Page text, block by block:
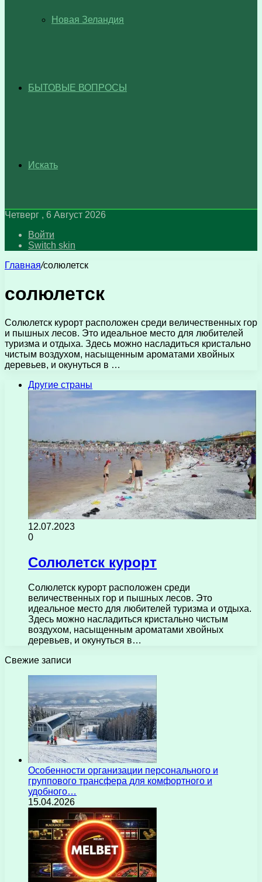
Новая Зеландия
БЫТОВЫЕ ВОПРОСЫ
Искать
Четверг , 6 Август 2026
Войти
Switch skin
Главная/солюлетск
солюлетск
Солюлетск курорт расположен среди величественных гор
и пышных лесов. Это идеальное место для любителей
туризма и отдыха. Здесь можно насладиться кристально
чистым воздухом, насыщенным ароматами хвойных
деревьев, и окунуться в …
Другие страны
12.07.2023
0
Солюлетск курорт
Солюлетск курорт расположен среди
величественных гор и пышных лесов. Это
идеальное место для любителей туризма и отдыха.
Здесь можно насладиться кристально чистым
воздухом, насыщенным ароматами хвойных
деревьев, и окунуться в…
Свежие записи
Особенности организации персонального и
группового трансфера для комфортного и
удобного…
15.04.2026